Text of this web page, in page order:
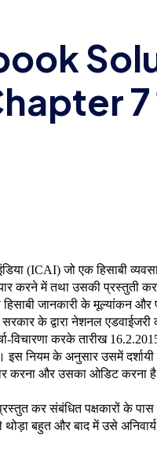
7
(ICAI) जो एक हिसाबी
करने में तथा उसकी प्रस्तुती
हिसाबी जानकारी के मूल्यांकन
के द्वारा नेशनल
करके तारीख
इस नियम के अनुसार उसमें
करना और उसका ओडिट करना
प्रस्तुत कर संबंधित पक्षकारों के
बहुत और बाद में उसे